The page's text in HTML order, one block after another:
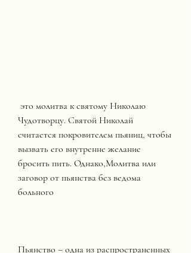
Чудотворцу. Святой Николай
считается покровителем пьяниц, чтобы
вызвать его внутренне желание
бросить пить. Однако,Молитва или
заговор от пьянства без ведома
больного
Пьянство – одна из распространенных